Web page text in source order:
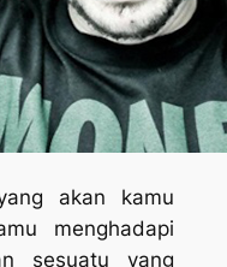
akan kamu
menghadapi
sesuatu yang